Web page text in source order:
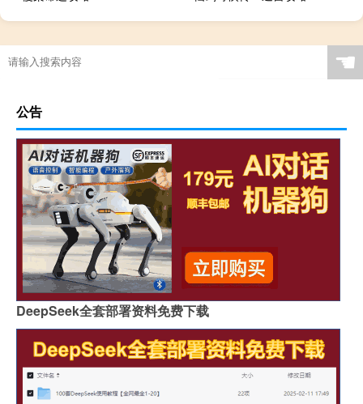
☚
公告
DeepSeek全套部署资料免费下载